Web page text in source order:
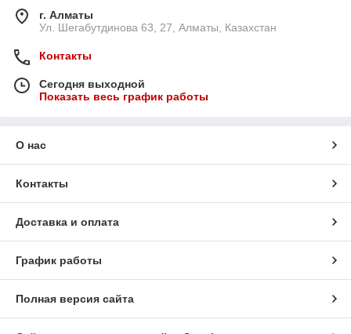
г. Алматы
Ул. Шегабутдинова 63, 27, Алматы, Казахстан
Контакты
Сегодня выходной
Показать весь график работы
О нас
Контакты
Доставка и оплата
График работы
Полная версия сайта